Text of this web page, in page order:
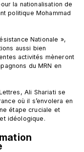
la nationalisation de
politique Mohammad
Nationale »,
aussi bien
activités mèneront
du MRN en
Ali Shariati se
où il s’envolera en
étape cruciale et